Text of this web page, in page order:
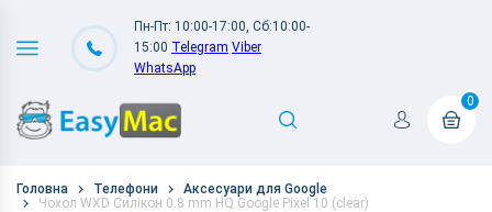
Пн-Пт: 10:00-17:00, Сб:10:00-
15:00 Telegram Viber
WhatsApp
0
Головна Телефони
Аксесуари для Google
Чохол WXD Силікон 0.8 mm HQ Google Pixel 10 (clear)